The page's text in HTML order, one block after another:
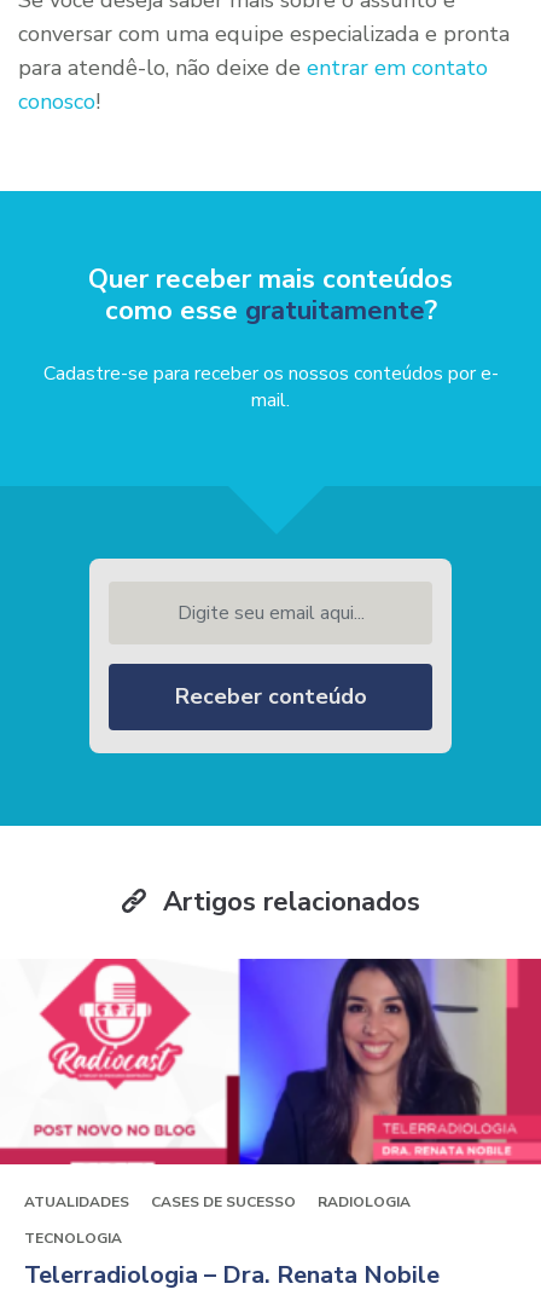
conversar com uma equipe especializada e pronta
para atendê-lo, não deixe de entrar em contato
conosco!
Quer receber mais conteúdos
como esse gratuitamente?
Cadastre-se para receber os nossos conteúdos por e-
mail.
Receber conteúdo
Artigos relacionados
ATUALIDADES CASES DE SUCESSO
RADIOLOGIA
TECNOLOGIA
Telerradiologia – Dra. Renata Nobile